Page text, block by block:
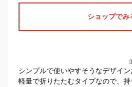
ショップでみ
シンプルで使いやすそうなデザイン
軽量で折りたたむタイプなので、